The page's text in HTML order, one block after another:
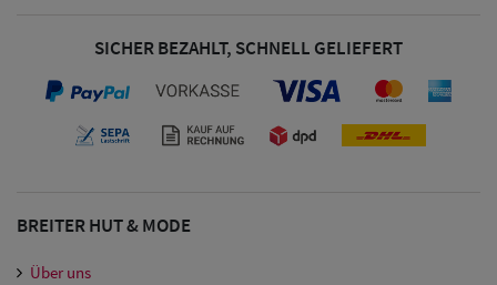
SICHER BEZAHLT, SCHNELL GELIEFERT
BREITER HUT & MODE
Über uns